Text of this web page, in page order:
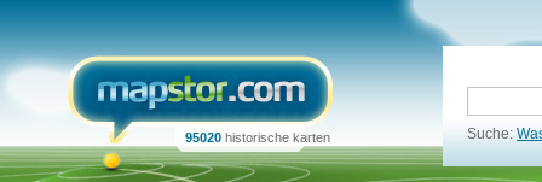
95020 historische karten Suche: